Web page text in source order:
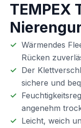
TEMPEX
Wärmendes
Rücken
Der
sichere und
angenehm
Leicht, weich